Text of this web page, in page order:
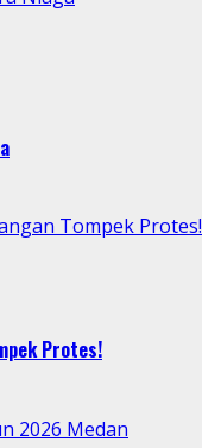
Tompek Protes!
Protes!
2026 Medan